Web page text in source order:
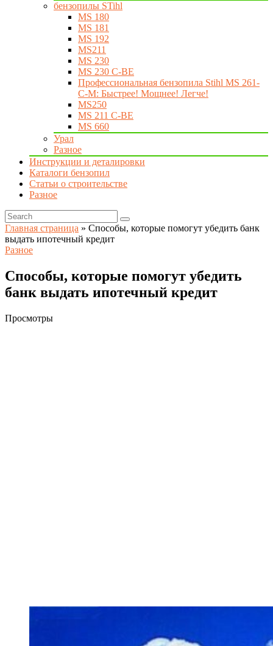
бензопилы STihl
MS 180
MS 181
MS 192
MS211
MS 230
MS 230 C-BE
Профессиональная бензопила Stihl MS 261-
C-M: Быстрее! Мощнее! Легче!
MS250
MS 211 C-BE
MS 660
Урал
Разное
Инструкции и деталировки
Каталоги бензопил
Статьи о строительстве
Разное
Главная страница » Способы, которые помогут убедить банк
выдать ипотечный кредит
Разное
Способы, которые помогут убедить
банк выдать ипотечный кредит
Просмотры